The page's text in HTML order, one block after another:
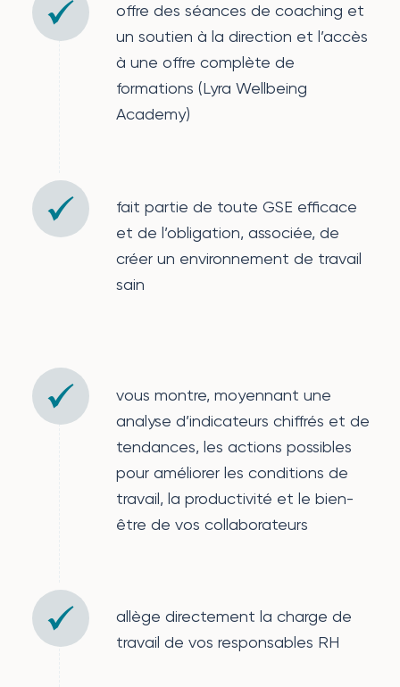
offre des séances de coaching et
un soutien à la direction et l’accès
à une offre complète de
formations (Lyra Wellbeing
Academy)
fait partie de toute GSE efficace
et de l’obligation, associée, de
créer un environnement de travail
sain
vous montre, moyennant une
analyse d’indicateurs chiffrés et de
tendances, les actions possibles
pour améliorer les conditions de
travail, la productivité et le bien-
être de vos collaborateurs
allège directement la charge de
travail de vos responsables RH